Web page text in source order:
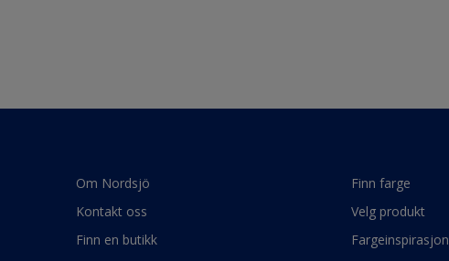
Om Nordsjö
Kontakt oss
Finn en butikk
Finn farge
Velg produkt
Fargeinspirasjon